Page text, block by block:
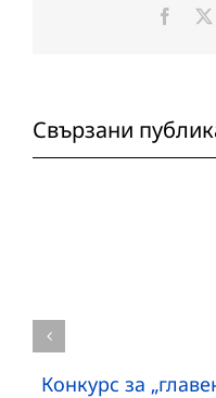
Свързани
Конкурс за